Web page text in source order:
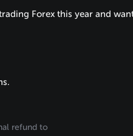
Forex this year and
refund to